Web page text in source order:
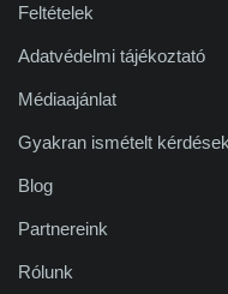
Feltételek
Adatvédelmi tájékoztató
Médiaajánlat
Gyakran ismételt kérdések
Blog
Partnereink
Rólunk